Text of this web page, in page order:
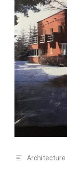
Architecture